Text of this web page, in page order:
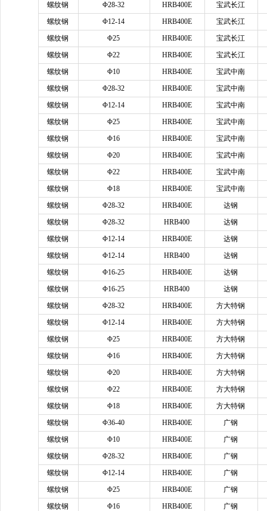
螺纹钢
Φ28-32 HRB400E
宝武长江
螺纹钢
Φ12-14 HRB400E
宝武长江
螺纹钢
Φ25 HRB400E
宝武长江
螺纹钢
Φ22 HRB400E
宝武长江
螺纹钢
Φ10 HRB400E
宝武中南
螺纹钢
Φ28-32 HRB400E
宝武中南
螺纹钢
Φ12-14 HRB400E
宝武中南
螺纹钢
Φ25 HRB400E
宝武中南
螺纹钢
Φ16 HRB400E
宝武中南
螺纹钢
Φ20 HRB400E
宝武中南
螺纹钢
Φ22 HRB400E
宝武中南
螺纹钢
Φ18 HRB400E
宝武中南
螺纹钢
Φ28-32 HRB400E
达钢
螺纹钢
Φ28-32 HRB400
达钢
螺纹钢
Φ12-14 HRB400E
达钢
螺纹钢
Φ12-14 HRB400
达钢
螺纹钢
Φ16-25 HRB400E
达钢
螺纹钢
Φ16-25 HRB400
达钢
螺纹钢
Φ28-32 HRB400E
方大特钢
螺纹钢
Φ12-14 HRB400E
方大特钢
螺纹钢
Φ25 HRB400E
方大特钢
螺纹钢
Φ16 HRB400E
方大特钢
螺纹钢
Φ20 HRB400E
方大特钢
螺纹钢
Φ22 HRB400E
方大特钢
螺纹钢
Φ18 HRB400E
方大特钢
螺纹钢
Φ36-40 HRB400E
广钢
螺纹钢
Φ10 HRB400E
广钢
螺纹钢
Φ28-32 HRB400E
广钢
螺纹钢
Φ12-14 HRB400E
广钢
螺纹钢
Φ25 HRB400E
广钢
螺纹钢
Φ16 HRB400E
广钢